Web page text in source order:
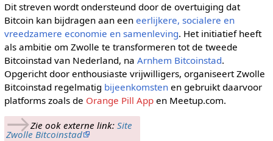
Dit streven wordt ondersteund door de overtuiging dat
Bitcoin kan bijdragen aan een eerlijkere, socialere en
vreedzamere economie en samenleving. Het initiatief heeft
als ambitie om Zwolle te transformeren tot de tweede
Bitcoinstad van Nederland, na Arnhem Bitcoinstad.
Opgericht door enthousiaste vrijwilligers, organiseert Zwolle
Bitcoinstad regelmatig bijeenkomstenen gebruikt daarvoor
platforms zoals de Orange Pill Appen Meetup.com.
→Zie ook externe link: Site
Zwolle Bitcoinstad